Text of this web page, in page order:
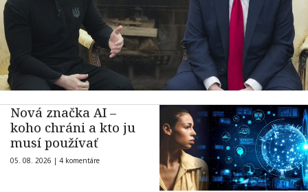
Nová značka AI –
koho chráni a kto ju
musí používať
05. 08. 2026 | 4 komentáre